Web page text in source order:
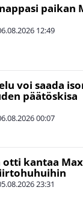
paikan
12:49
voi saada
päätöskisa
00:07
kantaa Max
23:31